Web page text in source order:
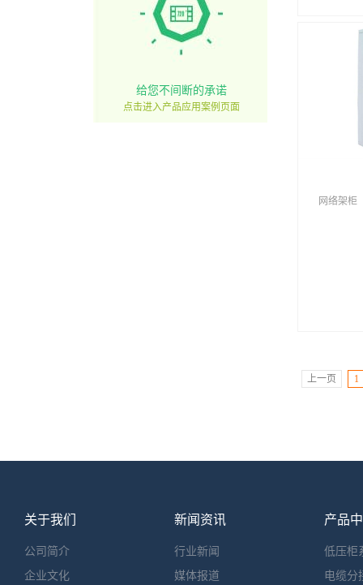
给您不间断的承诺
点击进入产品应用案例页面
网络架柜
上一页 1
关于我们
公司简介
企业文化
新闻资讯
行业新闻
媒体报道
产品
低压柜
电缆分